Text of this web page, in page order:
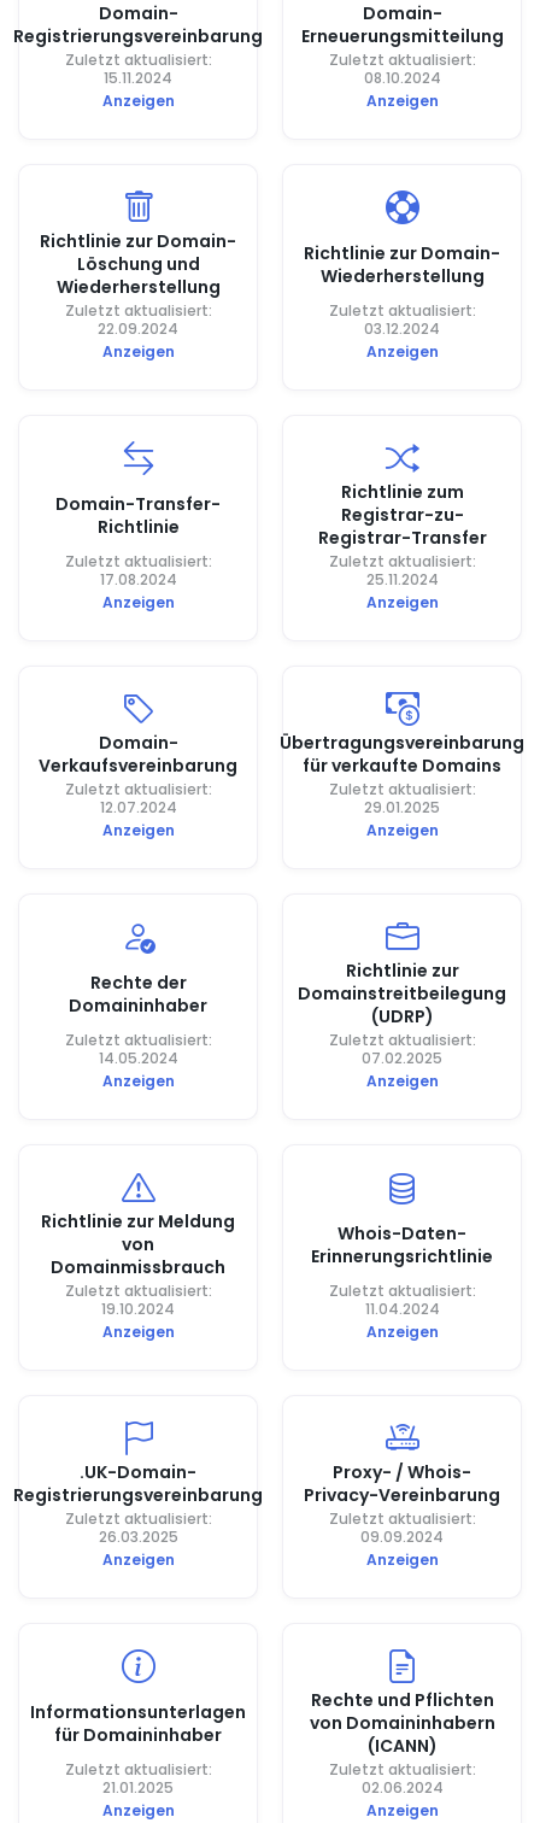
Domain-
Registrierungsvereinbarung
Zuletzt aktualisiert:
15.11.2024
Anzeigen
Domain-
Erneuerungsmitteilung
Zuletzt aktualisiert:
08.10.2024
Anzeigen
Richtlinie zur Domain-
Löschung und
Wiederherstellung
Zuletzt aktualisiert:
22.09.2024
Anzeigen
Richtlinie zur Domain-
Wiederherstellung
Zuletzt aktualisiert:
03.12.2024
Anzeigen
Domain-Transfer-
Richtlinie
Zuletzt aktualisiert:
17.08.2024
Anzeigen
Richtlinie zum
Registrar-zu-
Registrar-Transfer
Zuletzt aktualisiert:
25.11.2024
Anzeigen
Domain-
Verkaufsvereinbarung
Zuletzt aktualisiert:
12.07.2024
Anzeigen
Übertragungsvereinbarung
für verkaufte Domains
Zuletzt aktualisiert:
29.01.2025
Anzeigen
Rechte der
Domaininhaber
Zuletzt aktualisiert:
14.05.2024
Anzeigen
Richtlinie zur
Domainstreitbeilegung
(UDRP)
Zuletzt aktualisiert:
07.02.2025
Anzeigen
Richtlinie zur Meldung
von
Domainmissbrauch
Zuletzt aktualisiert:
19.10.2024
Anzeigen
Whois-Daten-
Erinnerungsrichtlinie
Zuletzt aktualisiert:
11.04.2024
Anzeigen
.UK-Domain-
Registrierungsvereinbarung
Zuletzt aktualisiert:
26.03.2025
Anzeigen
Proxy- / Whois-
Privacy-Vereinbarung
Zuletzt aktualisiert:
09.09.2024
Anzeigen
Informationsunterlagen
für Domaininhaber
Zuletzt aktualisiert:
21.01.2025
Anzeigen
Rechte und Pflichten
von Domaininhabern
(ICANN)
Zuletzt aktualisiert:
02.06.2024
Anzeigen